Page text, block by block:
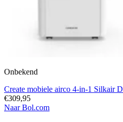
Onbekend
Create mobiele airco 4-in-1 Silkair
€309,95
Naar Bol.com